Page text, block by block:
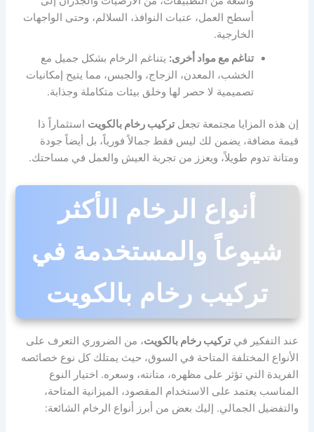
أسطح العمل، عتبات النوافذ، السلالم، وحتى الواجهات
الخارجية.
تناغم مع مواد أخرى: يتناغم الرخام بشكل جميل مع
الخشب، المعدن، الزجاج، والجبس، مما يتيح إمكانيات
تصميمية لا حصر لها وخلق بيئات متكاملة وجذابة.
إن هذه المزايا مجتمعة تجعلتركيب رخام بالكويت استثماراً ذا
قيمة مضافة، يضمن لك ليس فقط جمالاً فورياً، بل أيضاً جودة
ومتانة تدوم طويلاً، ويعزز من تجربة العيش والعمل في مساحتك.
أنواع الرخام الأكثر
شيوعاً والمستخدمة في
تركيب رخام بالكويت
عند التفكير فيتركيب رخام بالكويت، من الضروري التعرف على
الأنواع المختلفة المتاحة في السوق، حيث يمتلك كل نوع خصائصه
الفريدة التي تؤثر على مظهره، متانته، وسعره. اختيار النوع
المناسب يعتمد على الاستخدام المقصود، الميزانية المتاحة،
والتفضيل الجمالي. إليك بعض من أبرز أنواع الرخام الشائعة: